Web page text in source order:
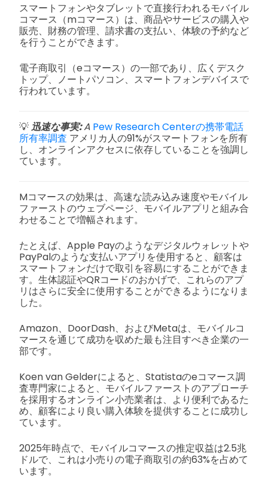
スマートフォンやタブレットで直接行われるモバイル
コマース（mコマース）は、商品やサービスの購入や
販売、財務の管理、請求書の支払い、体験の予約など
を行うことができます。
電子商取引（eコマース）の一部であり、広くデスク
トップ、ノートパソコン、スマートフォンデバイスで
行われています。
💡迅速な事実:A Pew Research Centerの携帯電話
所有率調査 アメリカ人の91%がスマートフォンを所有
し、オンラインアクセスに依存していることを強調し
ています。
Mコマースの効果は、高速な読み込み速度やモバイル
ファーストのウェブページ、モバイルアプリと組み合
わせることで増幅されます。
たとえば、Apple Payのようなデジタルウォレットや
PayPalのような支払いアプリを使用すると、顧客は
スマートフォンだけで取引を容易にすることができま
す。生体認証やQRコードのおかげで、これらのアプ
リはさらに安全に使用することができるようになりま
した。
Amazon、DoorDash、およびMetaは、モバイルコ
マースを通じて成功を収めた最も注目すべき企業の一
部です。
Koen van Gelderによると、Statistaのeコマース調
査専門家によると、モバイルファーストのアプローチ
を採用するオンライン小売業者は、より便利であるた
め、顧客により良い購入体験を提供することに成功し
ています。
2025年時点で、モバイルコマースの推定収益は2.5兆
ドルで、これは小売りの電子商取引の約63%を占めて
います。